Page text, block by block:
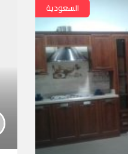
السعودية